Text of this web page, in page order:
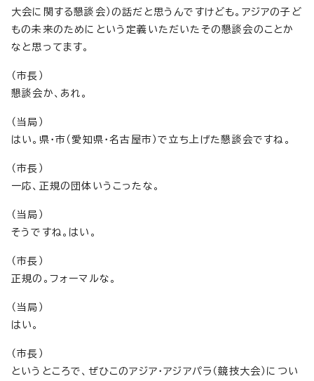
大会に関する懇談会）の話だと思うんですけども。アジアの子ど
もの未来のためにという定義いただいたその懇談会のことか
なと思ってます。
（市長）
懇談会か、あれ。
（当局）
はい。県・市（愛知県・名古屋市）で立ち上げた懇談会ですね。
（市長）
一応、正規の団体いうこったな。
（当局）
そうですね。はい。
（市長）
正規の。フォーマルな。
（当局）
はい。
（市長）
というところで、ぜひこのアジア・アジアパラ（競技大会）につい